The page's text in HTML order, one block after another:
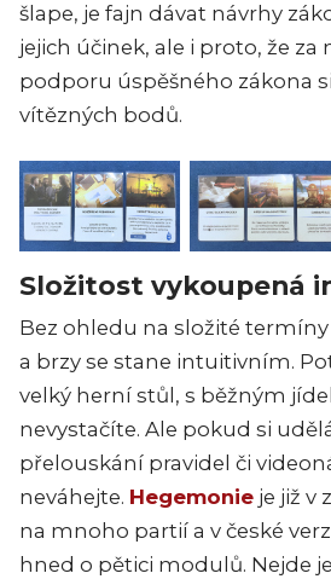
šlape, je fajn dávat návrhy
jejich účinek, ale i proto, že za
podporu úspěšného zákona
vítězných bodů.
Složitost vykoupená
Bez ohledu na složité
a brzy se stane intuitivním.
velký herní stůl, s běžným
nevystačíte. Ale pokud si
přelouskání pravidel či
neváhejte. Hegemonie je již v
na mnoho partií a v české
hned o pětici modulů. Nejde